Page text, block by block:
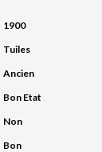
1900
Tuiles
Ancien
Bon Etat
Non
Bon